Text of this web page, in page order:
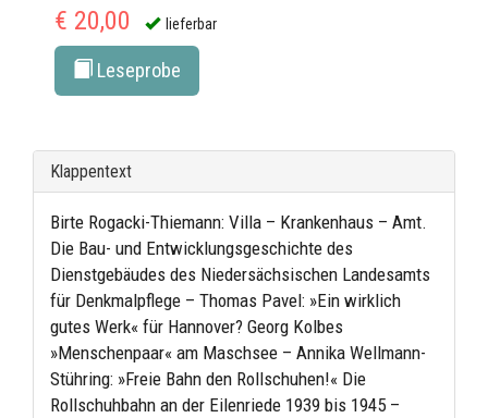
€ 20,00 lieferbar
Leseprobe
Klappentext
Birte Rogacki-Thiemann: Villa – Krankenhaus – Amt.
Die Bau- und Entwicklungsgeschichte des
Dienstgebäudes des Niedersächsischen Landesamts
für Denkmalpflege – Thomas Pavel: »Ein wirklich
gutes Werk« für Hannover? Georg Kolbes
»Menschenpaar« am Maschsee – Annika Wellmann-
Stühring: »Freie Bahn den Rollschuhen!« Die
Rollschuhbahn an der Eilenriede 1939 bis 1945 –